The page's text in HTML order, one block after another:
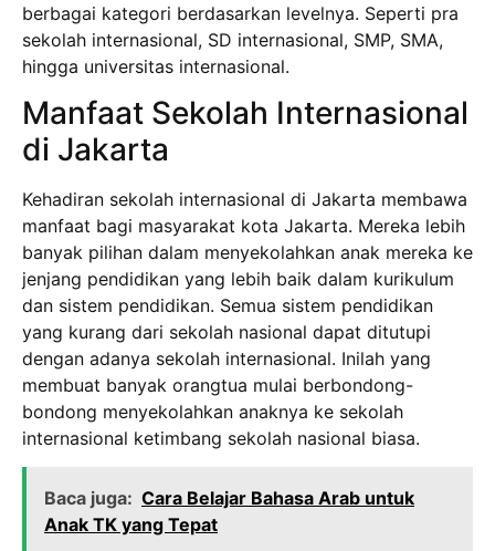
berbagai kategori berdasarkan levelnya. Seperti pra
sekolah internasional, SD internasional, SMP, SMA,
hingga universitas internasional.
Manfaat Sekolah Internasional
di Jakarta
Kehadiran sekolah internasional di Jakarta membawa
manfaat bagi masyarakat kota Jakarta. Mereka lebih
banyak pilihan dalam menyekolahkan anak mereka ke
jenjang pendidikan yang lebih baik dalam kurikulum
dan sistem pendidikan. Semua sistem pendidikan
yang kurang dari sekolah nasional dapat ditutupi
dengan adanya sekolah internasional. Inilah yang
membuat banyak orangtua mulai berbondong-
bondong menyekolahkan anaknya ke sekolah
internasional ketimbang sekolah nasional biasa.
Baca juga: Cara Belajar Bahasa Arab untuk
Anak TK yang Tepat